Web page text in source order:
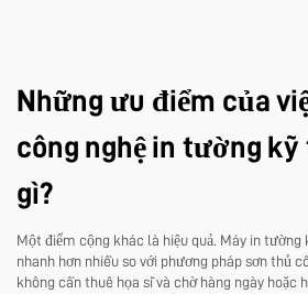
Những ưu điểm của
công nghệ in tường
gì?
Một điểm cộng khác là hiệu quả. Máy in tường
nhanh hơn nhiều so với phương pháp sơn thủ
không cần thuê họa sĩ và chờ hàng ngày hoặc